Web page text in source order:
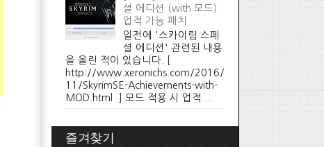
셜 에디션 (with 모드)
업적 가능 패치
일전에 '스카이림 스페
셜 에디션' 관련된 내용
을 올린 적이 있습니다. [
http://www.xeronichs.com/2016/
11/SkyrimSE-Achievements-with-
MOD.html ] 모드 적용 시 업적 ...
즐겨찾기